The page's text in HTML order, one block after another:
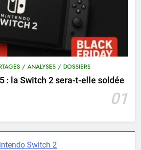
/ ANALYSES / DOSSIERS
: la Switch 2 sera-t-elle soldée
01
Switch 2